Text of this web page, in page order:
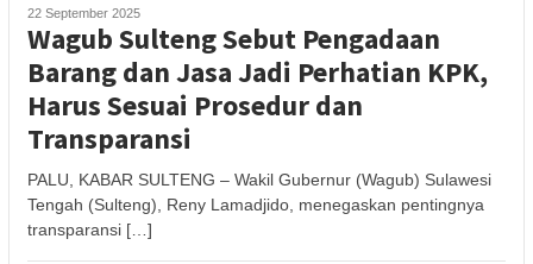
22 September 2025
Wagub Sulteng Sebut Pengadaan
Barang dan Jasa Jadi Perhatian KPK,
Harus Sesuai Prosedur dan
Transparansi
PALU, KABAR SULTENG – Wakil Gubernur (Wagub) Sulawesi
Tengah (Sulteng), Reny Lamadjido, menegaskan pentingnya
transparansi […]